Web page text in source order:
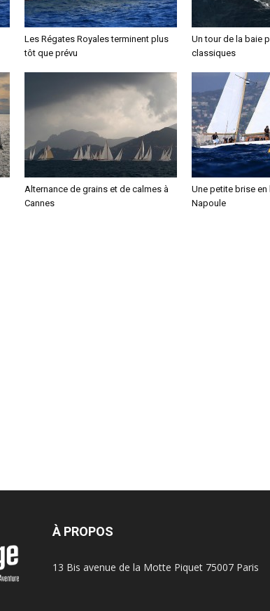
Les Régates Royales terminent plus
tôt que prévu
Un tour de la baie
classiques
Alternance de grains et de calmes à
Cannes
Une petite brise en
Napoule
À PROPOS
13 Bis avenue de la Motte Piquet 75007 Paris